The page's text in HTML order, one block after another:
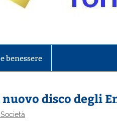
benessere
disco degli